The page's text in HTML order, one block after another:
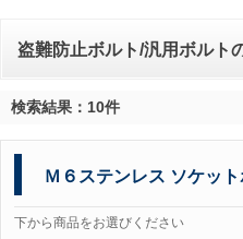
盗難防止ボルト/汎用ボルト
検索結果：10件
Ｍ６ステンレス ソケット
下から商品をお選びください